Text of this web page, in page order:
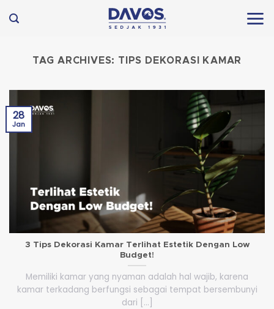
to
TAG ARCHIVES: TIPS DEKORASI KAMAR
3 Tips Dekorasi Kamar Terlihat Estetik Dengan Low
Budget!
Memiliki kamar yang nyaman adalah hal wajib, karena
kamar terkadang berfungsi sebagai tempat bersembunyi
dari [...]
28
Jan